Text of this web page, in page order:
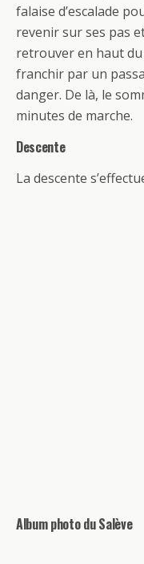
falaise d’escalade
revenir sur ses pas
retrouver en haut du
franchir par un
danger. De là, le
minutes de marche.
Descente
La descente
Album photo du Salève